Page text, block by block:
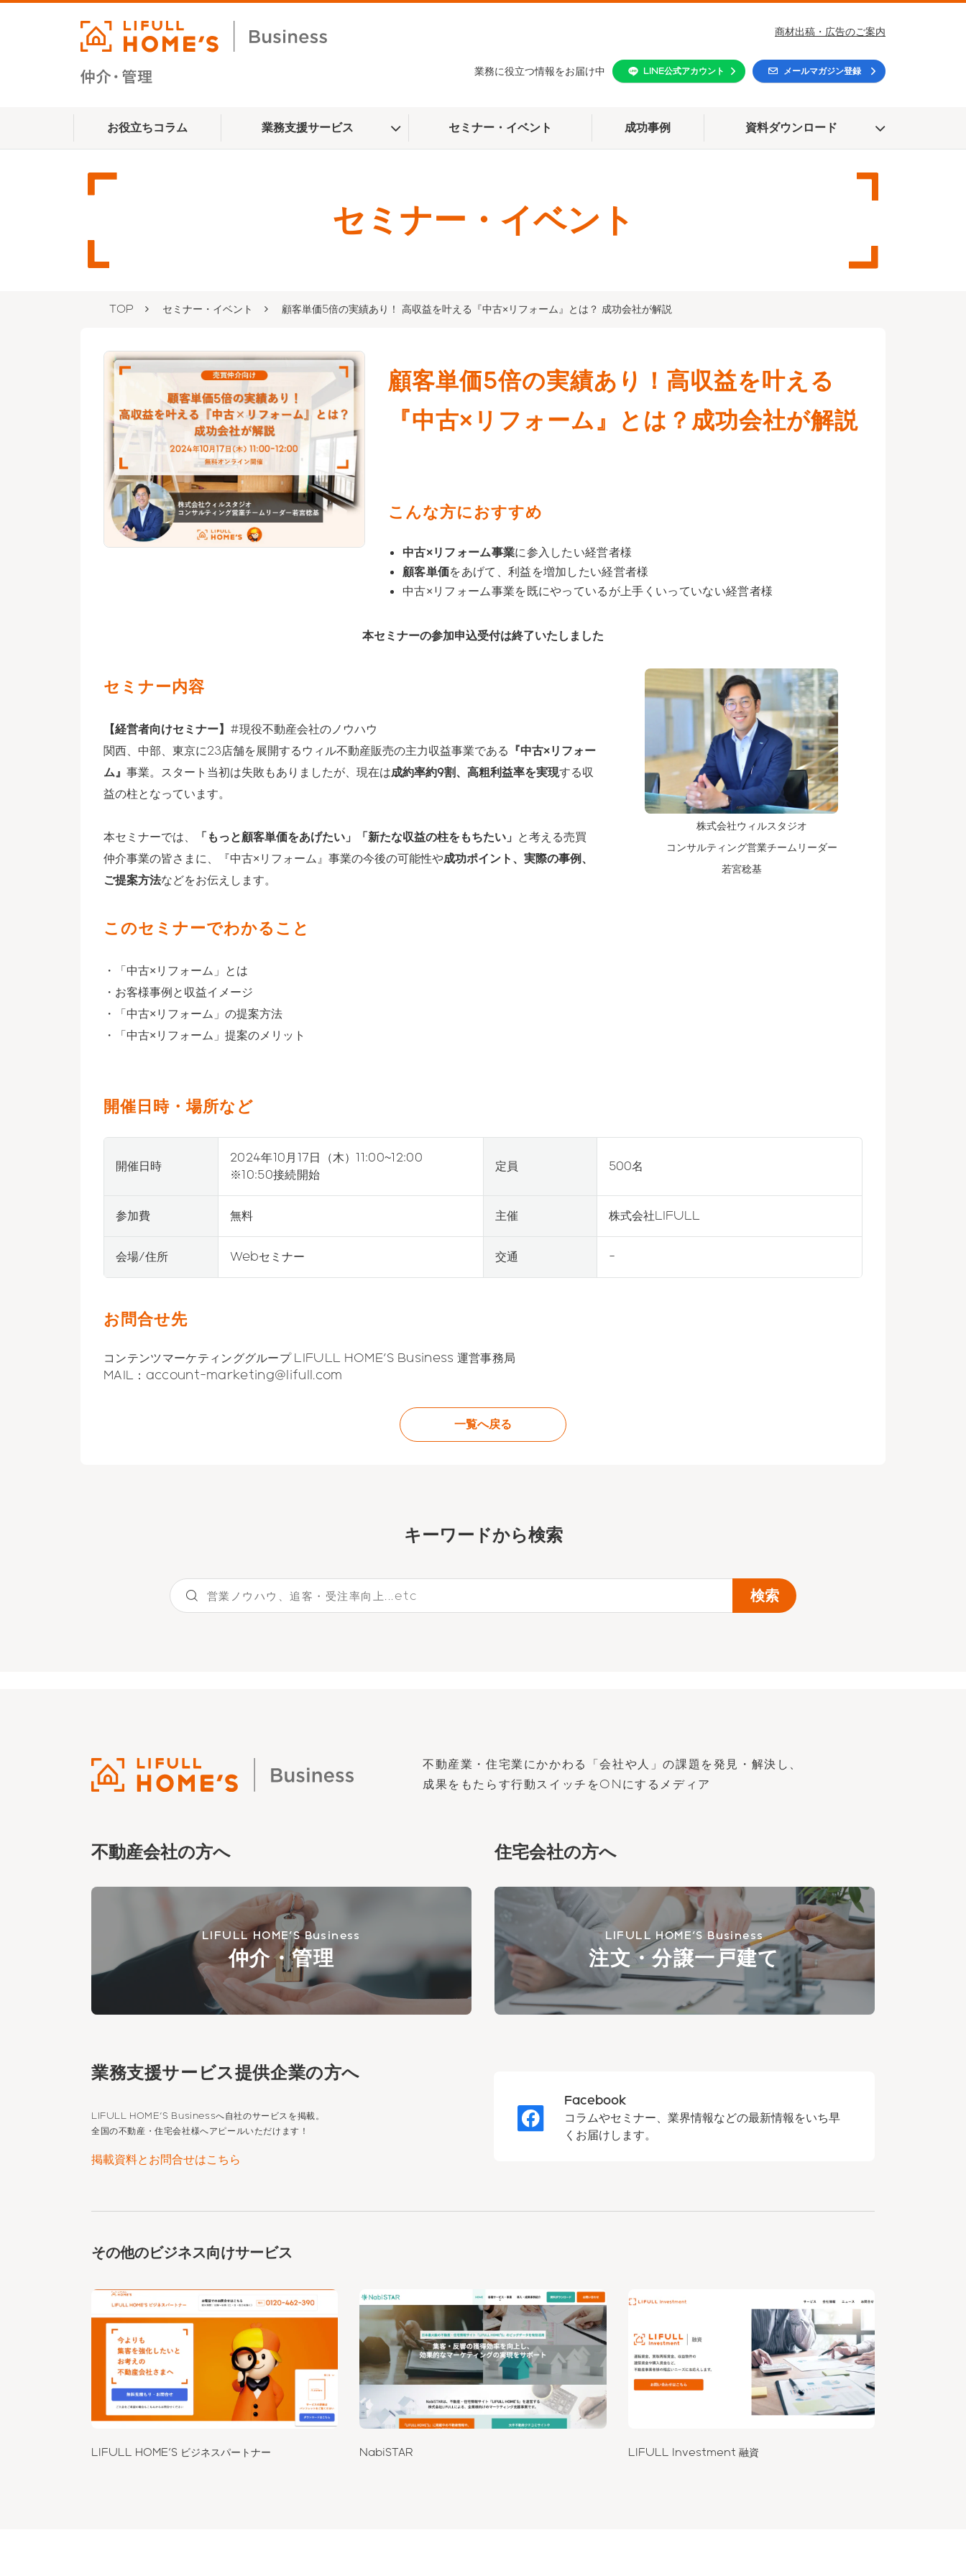
商材出稿・広告のご案内
業務に役立つ情報をお届け中 LINE公式アカウント メールマガジン登録
お役立ちコラム 業務支援サービス セミナー・イベント 成功事例 資料ダウンロード
セミナー・イベント
TOP セミナー・イベント 顧客単価5倍の実績あり！ 高収益を叶える『中古×リフォーム』とは？ 成功会社が解説
顧客単価5倍の実績あり！高収益を叶える
『中古×リフォーム』とは？成功会社が解説
こんな方におすすめ
中古×リフォーム事業に参入したい経営者様
顧客単価をあげて、利益を増加したい経営者様
中古×リフォーム事業を既にやっているが上手くいっていない経営者様
本セミナーの参加申込受付は終了いたしました
セミナー内容
【経営者向けセミナー】 #現役不動産会社のノウハウ
関西、中部、東京に23店舗を展開するウィル不動産販売の主力収益事業である
『中古×リフォー
ム』 事業。スタート当初は失敗もありましたが、現在は成約率約9割、高粗利益率を実現する収
益の柱となっています。
本セミナーでは、 「もっと顧客単価をあげたい」「新たな収益の柱をもちたい」
と考える売買
仲介事業の皆さまに、『中古×リフォーム』事業の今後の可能性や成功ポイント、実際の事例、
ご提案方法などをお伝えします。
このセミナーでわかること
・「中古×リフォーム」とは
・お客様事例と収益イメージ
・「中古×リフォーム」の提案方法
・「中古×リフォーム」提案のメリット
株式会社ウィルスタジオ
コンサルティング営業チームリーダー
若宮稔基
開催日時・場所など
開催日時
2024年10月17日（木）11:00~12:00
※10:50接続開始
定員 500名
参加費 無料 主催 株式会社LIFULL
会場/住所 Webセミナー 交通 -
お問合せ先
コンテンツマーケティンググループ LIFULL HOME'S Business 運営事務局
MAIL： account-marketing@lifull.com
一覧へ戻る
キーワー ドから検索
不動産業・住宅業にかかわる「会社や人」の課題を発見・解決し、
成果をもたらす行動スイッチをON にするメディア
不動産会社の方へ
LIFULL HOME'S Business
仲介・管理
住宅会社の方へ
LIFULL HOME'S Business
注文・分譲一戸建て
業務支援サービス提供企業の方へ
LIFULL HOME'S Businessへ自社のサービスを掲載。
全国の不動産・住宅会社様へアピールいただけます！
掲載資料とお問合せはこちら
Facebook
コラムやセミナー、業界情報などの最新情報をいち早
くお届けします。
その他のビジネス向けサービス
LIFULL HOME'S ビジネスパートナー NabiSTAR LIFULL Investment 融資